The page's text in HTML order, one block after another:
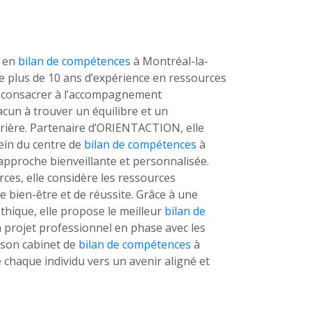
bilan de compétences à Montréal-la-
plus de 10 ans d’expérience en ressources
à l’accompagnement
à trouver un équilibre et un
Partenaire d’ORIENTACTION, elle
du centre de bilan de compétences à
bienveillante et personnalisée.
elle considère les ressources
bien-être et de réussite. Grâce à une
elle propose le meilleur bilan de
professionnel en phase avec les
cabinet de bilan de compétences à
individu vers un avenir aligné et